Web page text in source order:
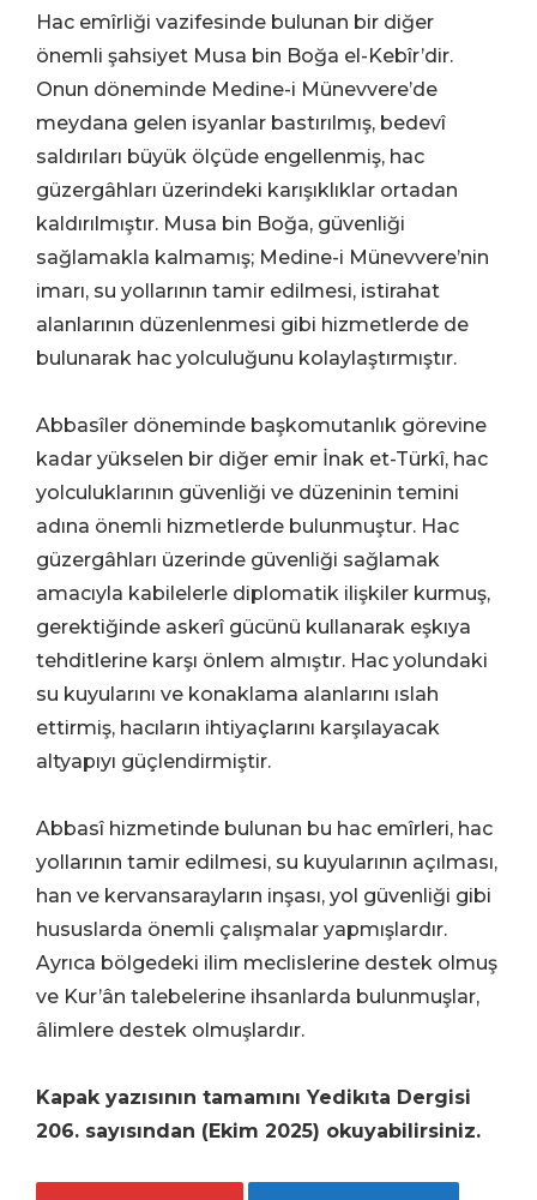
Hac emîrliği vazifesinde bulunan bir diğer
önemli şahsiyet Musa bin Boğa el-Kebîr’dir.
Onun döneminde Medine-i Münevvere’de
meydana gelen isyanlar bastırılmış, bedevî
saldırıları büyük ölçüde engellenmiş, hac
güzergâhları üzerindeki karışıklıklar ortadan
kaldırılmıştır. Musa bin Boğa, güvenliği
sağlamakla kalmamış; Medine-i Münevvere’nin
imarı, su yollarının tamir edilmesi, istirahat
alanlarının düzenlenmesi gibi hizmetlerde de
bulunarak hac yolculuğunu kolaylaştırmıştır.
Abbasîler döneminde başkomutanlık görevine
kadar yükselen bir diğer emir İnak et-Türkî, hac
yolculuklarının güvenliği ve düzeninin temini
adına önemli hizmetlerde bulunmuştur. Hac
güzergâhları üzerinde güvenliği sağlamak
amacıyla kabilelerle diplomatik ilişkiler kurmuş,
gerektiğinde askerî gücünü kullanarak eşkıya
tehditlerine karşı önlem almıştır. Hac yolundaki
su kuyularını ve konaklama alanlarını ıslah
ettirmiş, hacıların ihtiyaçlarını karşılayacak
altyapıyı güçlendirmiştir.
Abbasî hizmetinde bulunan bu hac emîrleri, hac
yollarının tamir edilmesi, su kuyularının açılması,
han ve kervansarayların inşası, yol güvenliği gibi
hususlarda önemli çalışmalar yapmışlardır.
Ayrıca bölgedeki ilim meclislerine destek olmuş
ve Kur’ân talebelerine ihsanlarda bulunmuşlar,
âlimlere destek olmuşlardır.
Kapak yazısının tamamını Yedikıta Dergisi
206. sayısından (Ekim 2025) okuyabilirsiniz.